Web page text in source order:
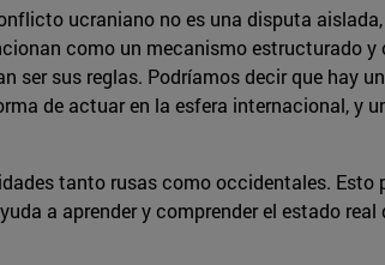
ucraniano no es una disputa
como un mecanismo estructurado y
ser sus reglas. Podríamos decir que hay
de actuar en la esfera internacional, y
tanto rusas como occidentales. Esto
a aprender y comprender el estado real